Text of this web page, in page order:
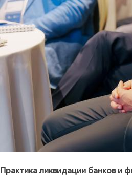
Практика ликвидации банков и